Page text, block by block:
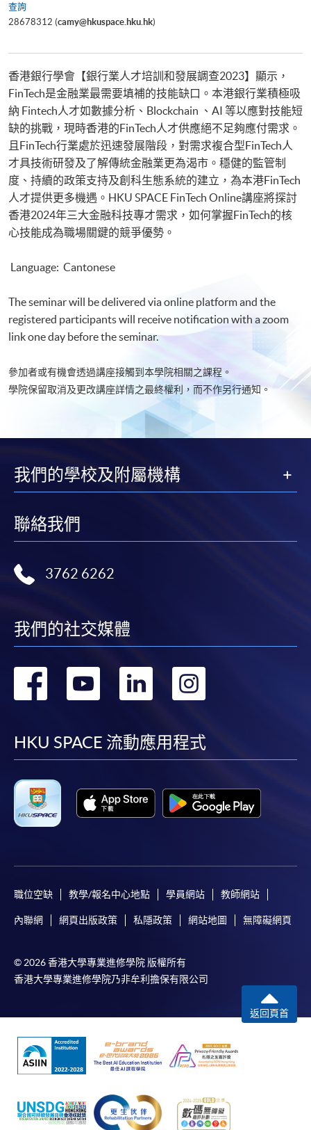
查詢
28678312 (camy@hkuspace.hku.hk)
香港銀行學會【銀行業人才培訓和發展調查2023】顯示，
FinTech是金融業最需要填補的技能缺口。本港銀行業積極吸
納 Fintech人才如數據分析、Blockchain 、AI 等以應對技能短
缺的挑戰，現時香港的FinTech人才供應絕不足夠應付需求。
且FinTech行業處於迅速發展階段，對需求複合型FinTech人
才具技術研發及了解傳統金融業更為渴市。穩健的監管制
度、持續的政策支持及創科生態系統的建立，為本港FinTech
人才提供更多機遇。HKU SPACE FinTech Online講座將探討
香港2024年三大金融科技專才需求，如何掌握FinTech的核
心技能成為職場關鍵的競爭優勢。
Language: Cantonese
The seminar will be delivered via online platform and the
registered participants will receive notification with a zoom
link one day before the seminar.
參加者或有機會透過講座接觸到本學院相關之課程。
學院保留取消及更改講座詳情之最終權利，而不作另行通知。​
我們的學校及附屬機構
聯絡我們
3762 6262
我們的社交媒體
轉
facebook
轉
youtube
轉
linkedin
HKU SPACE 流動應用程式
職位空缺 教學/報名中心地點 學員網站 教師網站
內聯網 網頁出版政策 私隱政策 網站地圖 無障礙網頁
© 2026 香港大學專業進修學院 版權所有
香港大學專業進修學院乃非牟利擔保有限公司
返回頁首